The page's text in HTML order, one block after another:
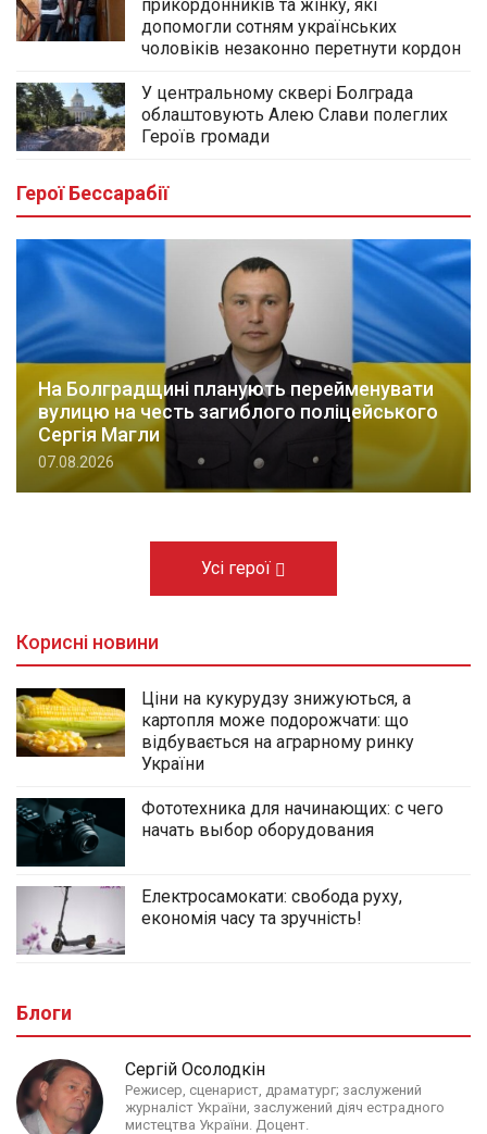
прикордонників та жінку, які
допомогли сотням українських
чоловіків незаконно перетнути кордон
У центральному сквері Болграда
облаштовують Алею Слави полеглих
Героїв громади
Герої Бессарабії
На Болградщині планують перейменувати
вулицю на честь загиблого поліцейського
Сергія Магли
07.08.2026
Усі герої
Корисні новини
Ціни на кукурудзу знижуються, а
картопля може подорожчати: що
відбувається на аграрному ринку
України
Фототехника для начинающих: с чего
начать выбор оборудования
Електросамокати: свобода руху,
економія часу та зручність!
Блоги
Сергій Осолодкін
Режисер, сценарист, драматург; заслужений
журналіст України, заслужений діяч естрадного
мистецтва України. Доцент.